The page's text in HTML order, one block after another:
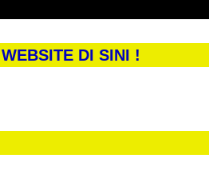
DI SINI !